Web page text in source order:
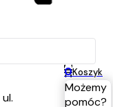
ul.
0Koszyk
Możemy
pomóc?